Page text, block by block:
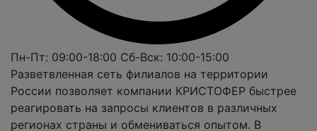
Пн-Пт: 09:00-18:00 Сб-Вск: 10:00-15:00
Разветвленная сеть филиалов на территории
России позволяет компании КРИСТОФЕР быстрее
реагировать на запросы клиентов в различных
регионах страны и обмениваться опытом. В